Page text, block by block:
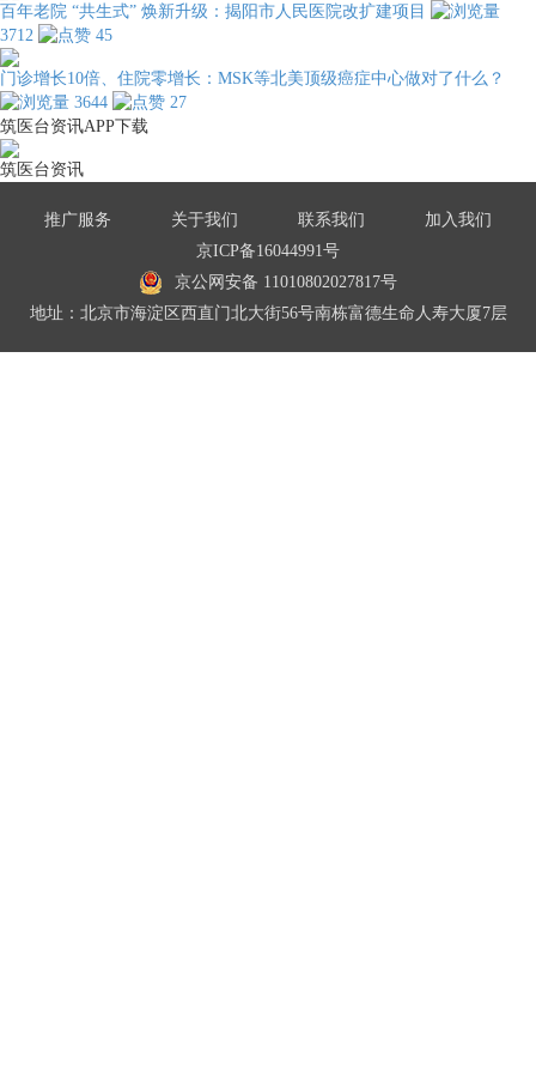
百年老院 “共生式” 焕新升级：揭阳市人民医院改扩建项目
3712
45
门诊增长10倍、住院零增长：MSK等北美顶级癌症中心做对了什么？
3644
27
筑医台资讯APP下载
筑医台资讯
推广服务 关于我们 联系我们
加入我们
京ICP备16044991号
京公网安备 11010802027817号
地址：北京市海淀区西直门北大街56号南栋富德生命人寿大厦7层